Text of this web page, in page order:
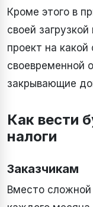
Кроме этого в
своей
проект на
своевременной
закрывающие
Как вести
налоги
Заказчикам
Вместо сложной